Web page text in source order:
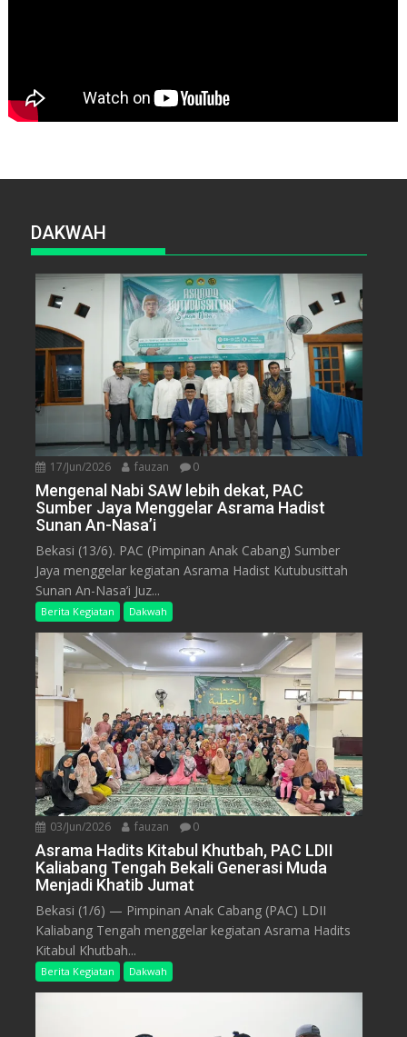
DAKWAH
17/Jun/2026 fauzan 0
Mengenal Nabi SAW lebih dekat, PAC
Sumber Jaya Menggelar Asrama Hadist
Sunan An-Nasa’i
Bekasi (13/6). PAC (Pimpinan Anak Cabang) Sumber
Jaya menggelar kegiatan Asrama Hadist Kutubusittah
Sunan An-Nasa’i Juz...
Berita Kegiatan Dakwah
03/Jun/2026 fauzan 0
Asrama Hadits Kitabul Khutbah, PAC LDII
Kaliabang Tengah Bekali Generasi Muda
Menjadi Khatib Jumat
Bekasi (1/6) — Pimpinan Anak Cabang (PAC) LDII
Kaliabang Tengah menggelar kegiatan Asrama Hadits
Kitabul Khutbah...
Berita Kegiatan Dakwah